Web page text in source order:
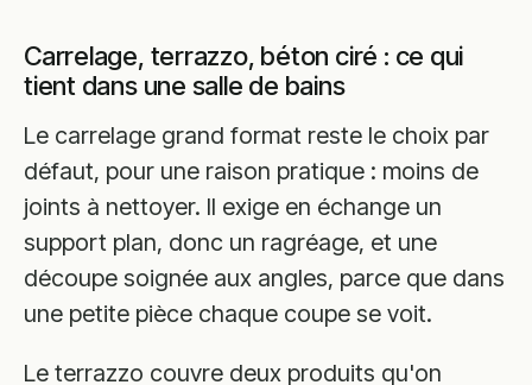
Carrelage, terrazzo, béton ciré : ce qui
tient dans une salle de bains
Le carrelage grand format reste le choix par
défaut, pour une raison pratique : moins de
joints à nettoyer. Il exige en échange un
support plan, donc un ragréage, et une
découpe soignée aux angles, parce que dans
une petite pièce chaque coupe se voit.
Le terrazzo couvre deux produits qu'on